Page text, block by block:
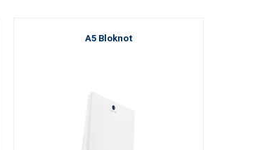
A5 Bloknot